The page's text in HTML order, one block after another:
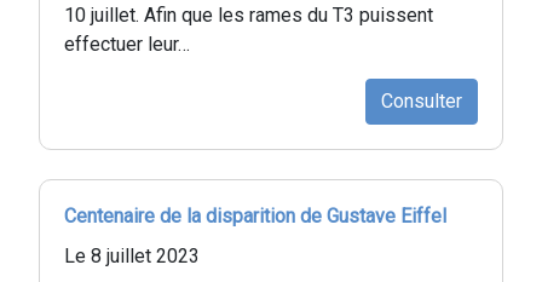
10 juillet. Afin que les rames du T3 puissent
effectuer leur…
Consulter
Centenaire de la disparition de Gustave Eiffel
Le 8 juillet 2023